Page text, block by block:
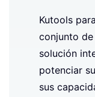
Kutools
conjunto de
solución
potenciar
sus